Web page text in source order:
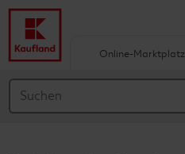
Hauptinhalt
Online-Marktplatz